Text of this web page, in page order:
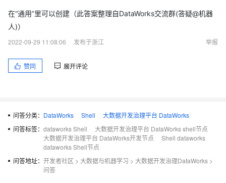
在“通用”里可以创建（此答案整理自DataWorks交流群(答疑@机器
人)）
2022-09-29 11:08:06
发布于浙江 举报
赞同 展开评论
问答分类： DataWorks Shell
大数据开发治理平台 DataWorks
问答标签： dataworks Shell
大数据开发治理平台 DataWorks shell节点
大数据开发治理平台 DataWorks开发节点
Shell dataworks
dataworks Shell节点
问答地址： 开发者社区 > 大数据与机器学习 > 大数据开发治理DataWorks >
问答